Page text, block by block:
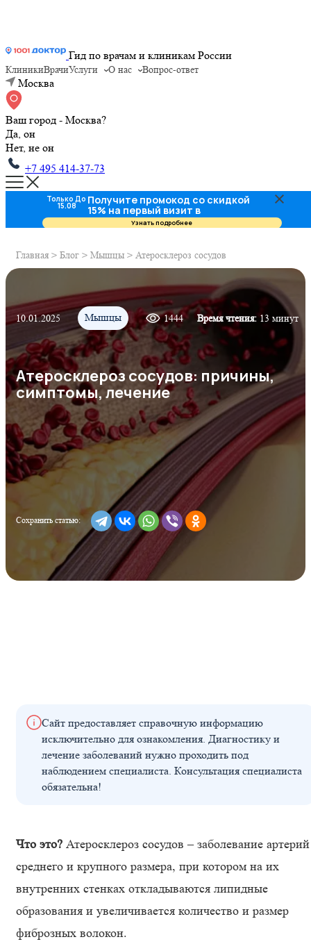
Гид по врачам и клиникам России
КлиникиВрачиУслуги О нас Вопрос-ответ
Москва
Ваш город - Москва?
Да, он
Нет, не он
+7 495 414-37-73
Главная > Блог > Мышцы > Атеросклероз сосудов
10.01.2025 Мышцы 1444 Время чтения:13 минут
Атеросклероз сосудов: причины,
симптомы, лечение
Сохранить статью:
Сайт предоставляет справочную информацию
исключительно для ознакомления. Диагностику и
лечение заболеваний нужно проходить под
наблюдением специалиста. Консультация специалиста
обязательна!
Что это? Атеросклероз сосудов – заболевание артерий
среднего и крупного размера, при котором на их
внутренних стенках откладываются липидные
образования и увеличивается количество и размер
фиброзных волокон.
Только До
15.08 Получите промокод со скидкой
15% на первый визит в
стоматологию
Узнать подробнее